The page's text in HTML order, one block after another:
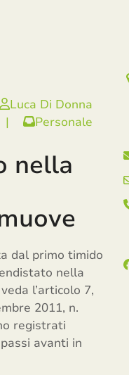
Luca Di Donna
|
Personale
nella
dal primo timido
nella
l’articolo 7,
2011, n.
registrati
avanti in